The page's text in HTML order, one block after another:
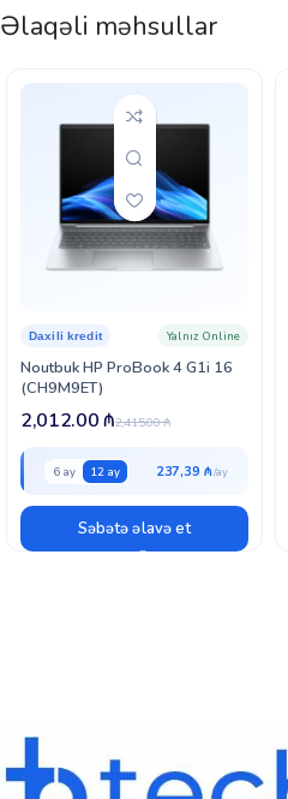
Əlaqəli məhsullar
Noutbuk HP ProBook 4 G1i 16
(CH9M9ET)
Daxili kredit Yalnız Online
2,415.00₼
2,012.00₼
6 ay 12 ay 237,39 ₼
Səbətə əlavə et